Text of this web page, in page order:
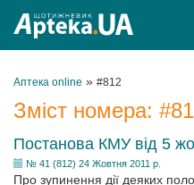
Аптека online » #812
Зміст номера:
Постанова КМУ від 5
№ 41 (812) 24 Жовтня 2011 р.
Про зупинення дії деяких